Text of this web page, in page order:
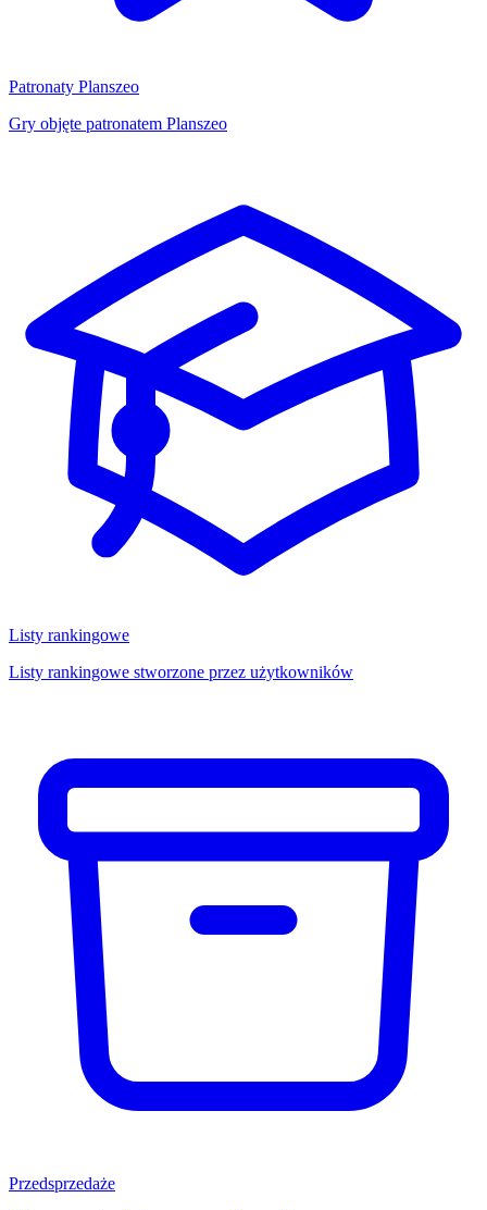
Patronaty Planszeo
Gry objęte patronatem Planszeo
Listy rankingowe
Listy rankingowe stworzone przez użytkowników
Przedsprzedaże